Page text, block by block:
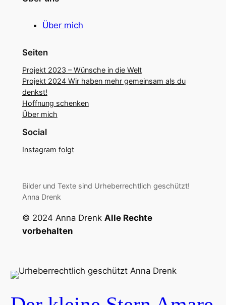
Über mich
Seiten
Projekt 2023 – Wünsche in die Welt
Projekt 2024 Wir haben mehr gemeinsam als du
denkst!
Hoffnung schenken
Über mich
Social
Instagram folgt
Bilder und Texte sind Urheberrechtlich geschützt!
Anna Drenk
© 2024 Anna Drenk Alle Rechte
vorbehalten